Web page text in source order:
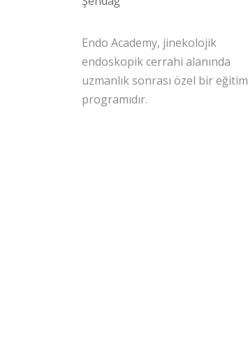
Endo Academy, jinekolojik
endoskopik cerrahi alanında
uzmanlık sonrası özel bir eğitim
programıdır.